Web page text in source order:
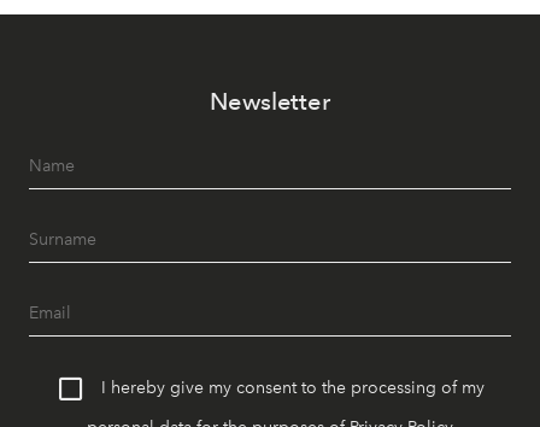
Newsletter
I hereby give my consent to the processing of my